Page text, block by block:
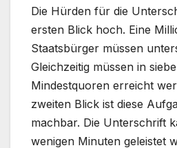
Die Hürden für die
ersten Blick hoch. Eine
Staatsbürger müssen
Gleichzeitig müssen in
Mindestquoren erreicht
zweiten Blick ist diese
machbar. Die Unterschrift
wenigen Minuten geleistet